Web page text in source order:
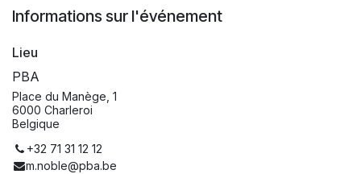
Informations sur l'événement
Lieu
PBA
Place du Manège, 1
6000 Charleroi
Belgique
+32 71 31 12 12
m.noble@pba.be